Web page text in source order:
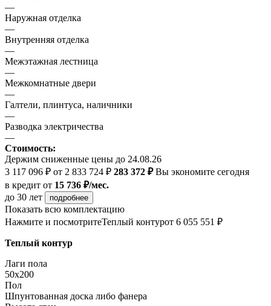
—
Наружная отделка
—
Внутренняя отделка
—
Межэтажная лестница
—
Межкомнатные двери
—
Галтели, плинтуса, наличники
—
Разводка электричества
—
Стоимость:
Держим сниженные цены до 24.08.26
3 117 096 ₽ от 2 833 724 ₽ 283 372 ₽Вы экономите сегодня
в кредит от 15 736 ₽/мес.
до 30 лет
подробнее
Показать всю комплектацию
Нажмите и посмотритеТеплый контурот 6 055 551 ₽
Теплый контур
Лаги пола
50x200
Пол
Шпунтованная доска либо фанера